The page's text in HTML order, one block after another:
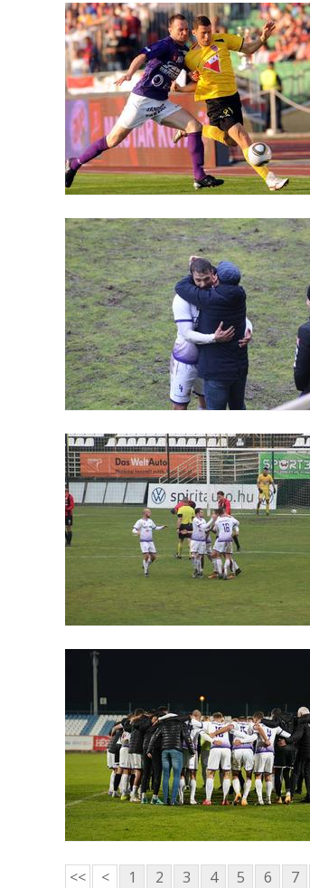
<< < 1 2 3 4 5 6 7